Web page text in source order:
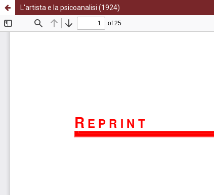
L'artista e la psicoanalisi (1924)